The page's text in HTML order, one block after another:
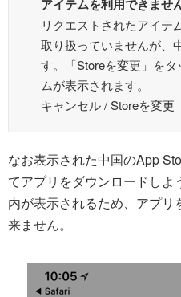
アイテムを利用できませ
リクエストされたアイテ
取り扱っていませんが、
す。「Storeを変更」を
ムが表示されます。
キャンセル / Storeを変更
なお表示された中国のApp
てアプリをダウンロードし
内が表示されるため、アプ
来ません。